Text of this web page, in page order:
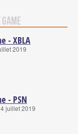
- XBLA
2019
- PSN
juillet 2019